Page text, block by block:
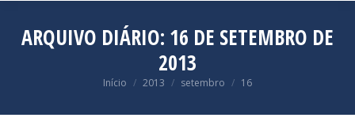
ARQUIVO DIÁRIO: 16 DE SETEMBRO DE
2013
Você está aqui:
Início 2013 setembro 16